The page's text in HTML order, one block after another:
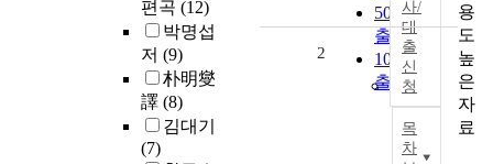
편곡 (12)
박명섭
저 (9)
朴明燮
譯 (8)
김대기
(7)
50개씩
출력
100개씩
출력
사/
대
출
신
청
목
차
2
용
도
높
은
자
료